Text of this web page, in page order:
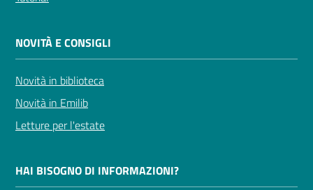
NOVITÀ E CONSIGLI
Novità in biblioteca
Novità in Emilib
Letture per l'estate
HAI BISOGNO DI INFORMAZIONI?